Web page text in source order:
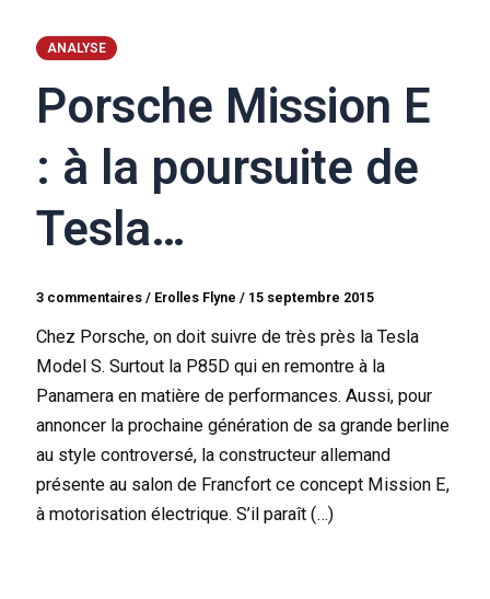
ANALYSE
Porsche Mission E
: à la poursuite de
Tesla…
3 commentaires / Erolles Flyne/ 15 septembre 2015
Chez Porsche, on doit suivre de très près la Tesla
Model S. Surtout la P85D qui en remontre à la
Panamera en matière de performances. Aussi, pour
annoncer la prochaine génération de sa grande berline
au style controversé, la constructeur allemand
présente au salon de Francfort ce concept Mission E,
à motorisation électrique. S’il paraît (…)